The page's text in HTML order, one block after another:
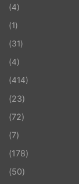
(4)
(1)
(31)
(4)
(414)
(23)
(72)
(7)
(178)
(50)